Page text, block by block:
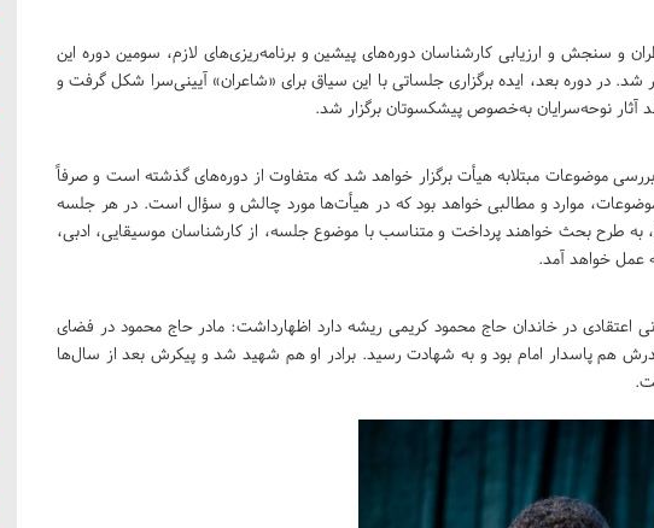
و سنجش و ارزیابی کارشناسان دوره‌های پیشین و برنامه‌ریزی‌های لازم، سومین دوره این
در بازه‌ بهمن و اسفند سال ۱۴۰۱ برگزار شد. در دوره بعد، ایده‌ برگزاری جلساتی با این سیاق برای «شاعران» آیینی‌سرا شکل‌ گرفت و
نوحه‌سرایان به‌خصوص پیشکسوتان برگزار شد.
موضوعات مبتلابه هیأت برگزار خواهد شد که متفاوت از دوره‌های گذشته است و صرفاً
موارد و مطالبی خواهد بود که در هیأت‌ها مورد چالش و سؤال است. در هر جلسه
به طرح بحث خواهند پرداخت و متناسب با موضوع جلسه، از کارشناسان موسیقایی، ادبی،
عمل خواهد آمد.
اعتقادی در خاندان حاج محمود کریمی ریشه دارد اظهارداشت: مادر حاج محمود در فضای
هم پاسدار امام بود و به شهادت رسید. برادر او هم شهید شد و پیکرش بعد از سال‌ها